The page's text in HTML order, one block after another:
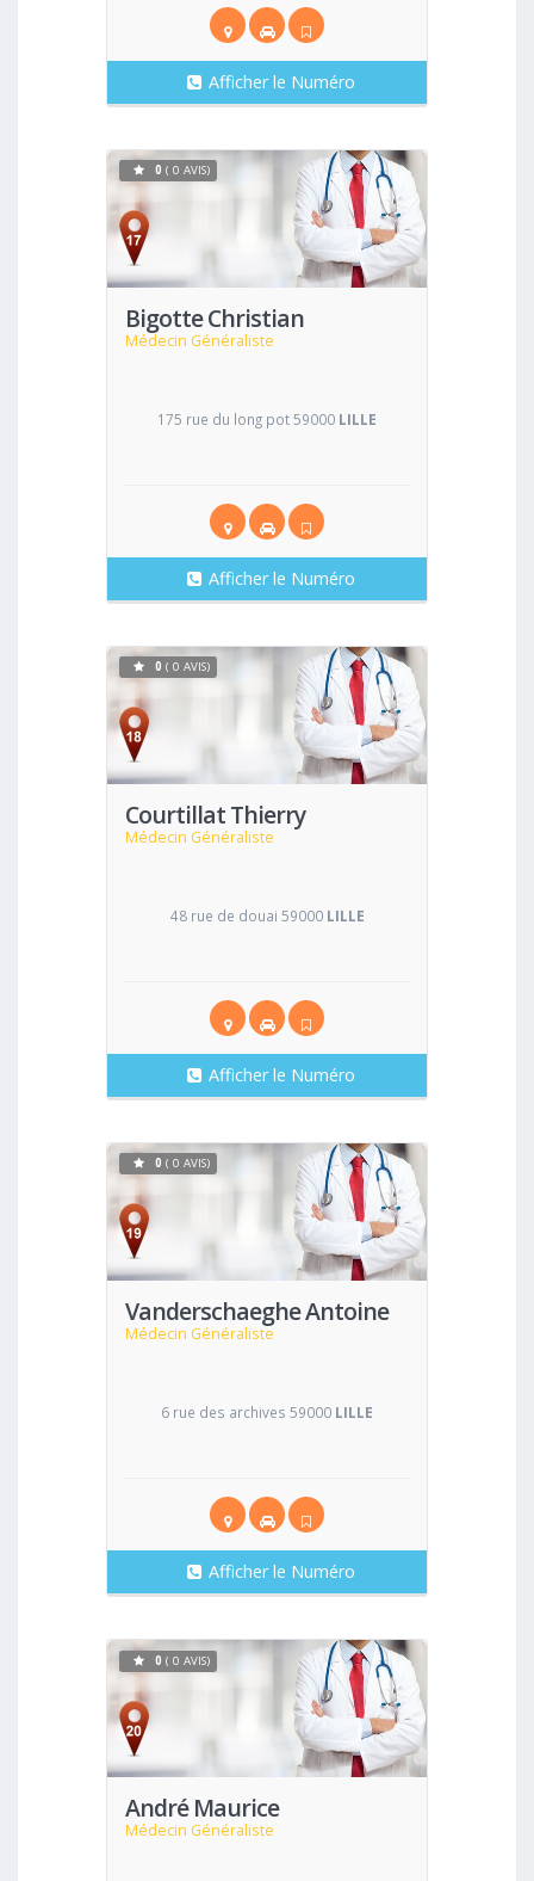
Afficher le Numéro
Bigotte Christian
Médecin Généraliste
Voir
0 ( 0 AVIS)
175 rue du long pot 59000 LILLE
Afficher le Numéro
Courtillat Thierry
Médecin Généraliste
Voir
0 ( 0 AVIS)
48 rue de douai 59000 LILLE
Afficher le Numéro
Vanderschaeghe Antoine
Médecin Généraliste
Voir
0 ( 0 AVIS)
6 rue des archives 59000 LILLE
Afficher le Numéro
André Maurice
Médecin Généraliste
Voir
0 ( 0 AVIS)